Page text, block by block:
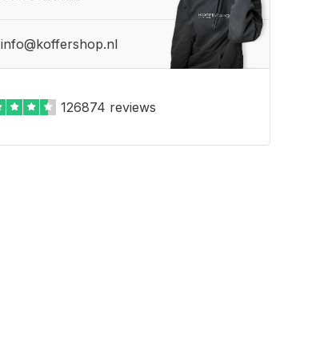
info@koffershop.nl
126874 reviews